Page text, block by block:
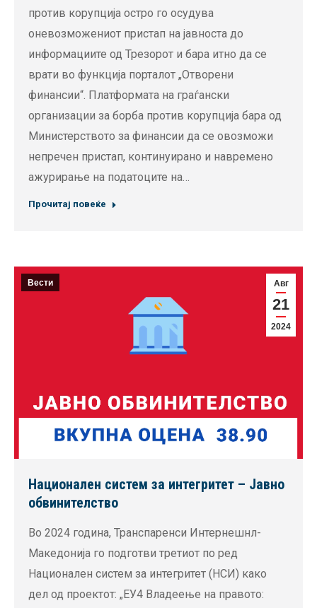
против корупција остро го осудува
оневозможениот пристап на јавноста до
информациите од Трезорот и бара итно да се
врати во функција порталот „Отворени
финансии“. Платформата на граѓански
организации за борба против корупција бара од
Министерството за финансии да се овозможи
непречен пристап, континуирано и навремено
ажурирање на податоците на…
Прочитај повеќе
Авг
21
2024
Вести
Национален систем за интегритет – Јавно
обвинителство
Во 2024 година, Транспаренси Интернешнл-
Македонија го подготви третиот по ред
Национален систем за интегритет (НСИ) како
дел од проектот: „ЕУ4 Владеење на правото: